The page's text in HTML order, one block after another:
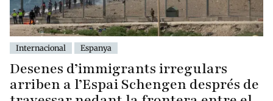
Internacional Espanya
Desenes d’immigrants irregulars
arriben a l’Espai Schengen després de